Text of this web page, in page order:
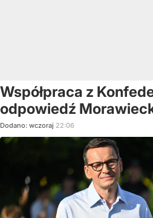
Współpraca z
odpowiedź
Dodano: wczoraj 22:06